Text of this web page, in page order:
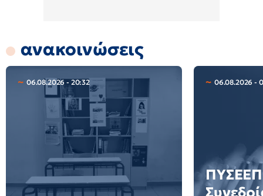
ανακοινώσεις
06.08.2026 - 20:32 06.08.2026 -
ΠΥΣΕΕΠ